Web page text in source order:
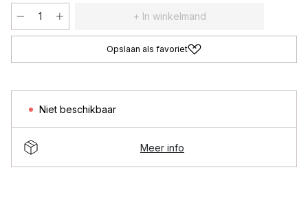
+ In winkelmand
Opslaan als favoriet
Niet beschikbaar
Meer info